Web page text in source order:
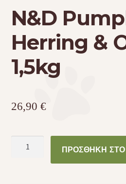
N&D
Herring &
1,5kg
26,90 €
ΠΡΟΣΘΉΚΗ ΣΤΟ